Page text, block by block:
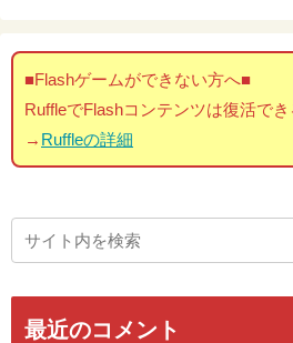
■Flashゲームができない方へ■
RuffleでFlashコンテンツは復活でき
→ Ruffleの詳細
最近のコメント